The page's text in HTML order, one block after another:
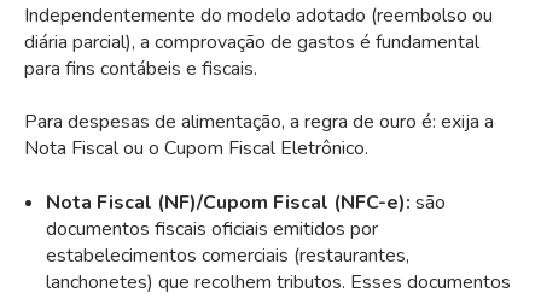
Independentemente do modelo adotado (reembolso ou
diária parcial), a comprovação de gastos é fundamental
para fins contábeis e fiscais.
Para despesas de alimentação, a regra de ouro é: exija a
Nota Fiscal ou o Cupom Fiscal Eletrônico.
Nota Fiscal (NF)/Cupom Fiscal (NFC-e): são
documentos fiscais oficiais emitidos por
estabelecimentos comerciais (restaurantes,
lanchonetes) que recolhem tributos. Esses documentos